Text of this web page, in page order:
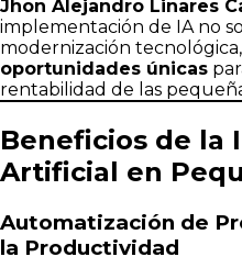
Jhon Alejandro Linares
implementación de IA no
modernización
oportunidades únicas
rentabilidad de las
Beneficios de la
Artificial en
Automatización de
la Productividad